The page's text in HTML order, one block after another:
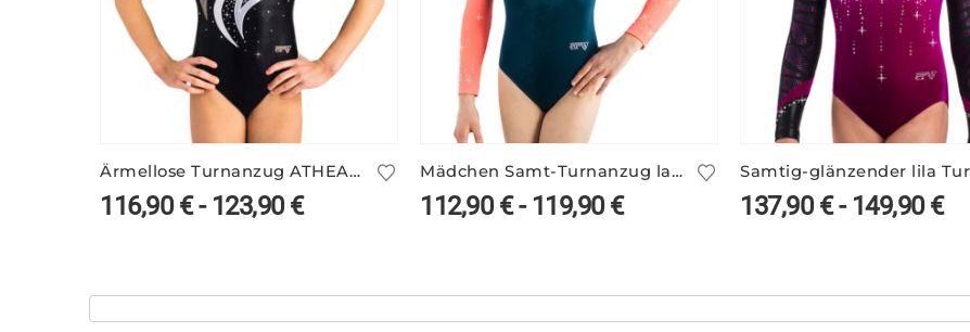
Ärmellose Turnanzug ATHEA/5 – schwarz/weiß
116,90€- 123,90€
Mädchen Samt-Turnanzug langarm ARIANA/3
112,90€- 119,90€ 137,90€- 149,90€